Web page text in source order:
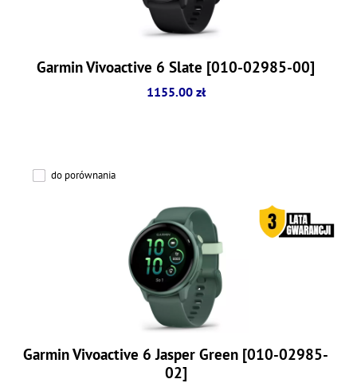
Garmin Vivoactive 6 Slate [010-02985-00]
1155.00 zł
do porównania
Garmin Vivoactive 6 Jasper Green [010-02985-
02]